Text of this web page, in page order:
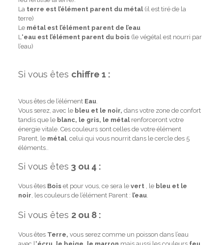
La terre est l’élément parent du métal(il est tiré de la
terre)
Le métal est l’élément parent de l’eau
L ‘eau est l’élément parent du bois(le végétal est nourri par
l’eau)
Si vous êtes chiffre 1 :
Vous êtes de l’élémentEau.
Vous serez, avec lebleu et le noir, dans votre zone de confort
tandis que le blanc, le gris, le métalrenforceront votre
énergie vitale. Ces couleurs sont celles de votre élément
Parent, le métal, celui qui vous nourrit dans le cercle des 5
éléments..
Si vous êtes 3 ou 4 :
Vous êtes Boiset pour vous, ce sera le vert, le bleu et le
noir , les couleurs de l’élément Parent : l’eau.
Si vous êtes 2 ou 8 :
Vous êtes Terre, vous serez comme un poisson dans l’eau